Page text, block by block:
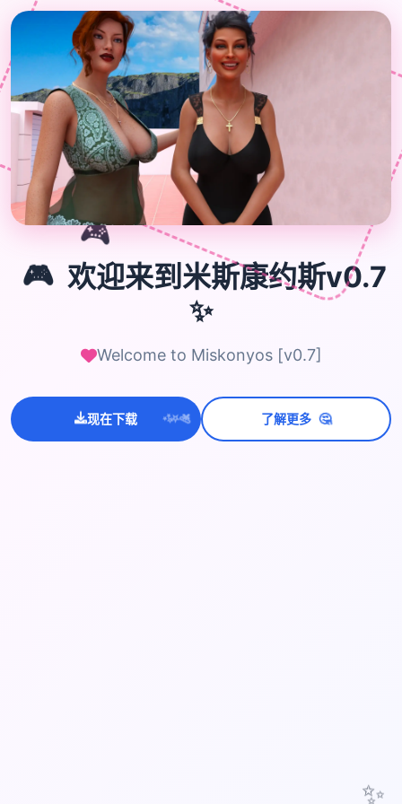
✨
🎮
🎮 欢迎来到米斯康约斯v0.7
✨
Welcome to Miskonyos [v0.7]
现在下载 ✨
⭐💫 了解更多 🤔